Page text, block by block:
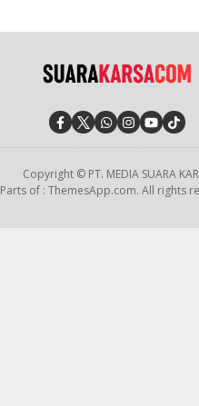
Copyright © PT. MEDIA SUARA
Parts of : ThemesApp.com. All rights